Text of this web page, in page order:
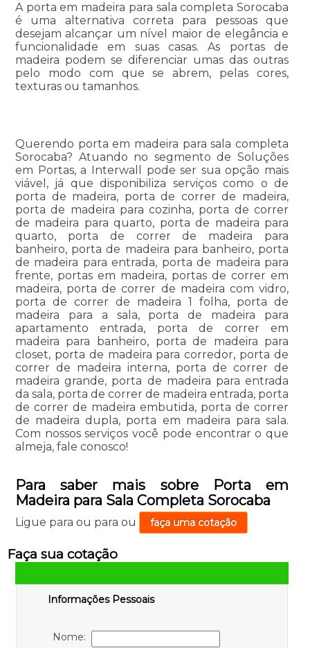
A porta em madeira para sala completa Sorocaba
é uma alternativa correta para pessoas que
desejam alcançar um nível maior de elegância e
funcionalidade em suas casas. As portas de
madeira podem se diferenciar umas das outras
pelo modo com que se abrem, pelas cores,
texturas ou tamanhos.
Querendo porta em madeira para sala completa
Sorocaba? Atuando no segmento de Soluções
em Portas, a Interwall pode ser sua opção mais
viável, já que disponibiliza serviços como o de
porta de madeira, porta de correr de madeira,
porta de madeira para cozinha, porta de correr
de madeira para quarto, porta de madeira para
quarto, porta de correr de madeira para
banheiro, porta de madeira para banheiro, porta
de madeira para entrada, porta de madeira para
frente, portas em madeira, portas de correr em
madeira, porta de correr de madeira com vidro,
porta de correr de madeira 1 folha, porta de
madeira para a sala, porta de madeira para
apartamento entrada, porta de correr em
madeira para banheiro, porta de madeira para
closet, porta de madeira para corredor, porta de
correr de madeira interna, porta de correr de
madeira grande, porta de madeira para entrada
da sala, porta de correr de madeira entrada, porta
de correr de madeira embutida, porta de correr
de madeira dupla, porta em madeira para sala.
Com nossos serviços você pode encontrar o que
almeja, fale conosco!
Para saber mais sobre Porta em
Madeira para Sala Completa Sorocaba
Ligue para ou para ou faça uma cotação
Faça sua cotação
Informações Pessoais
Nome: